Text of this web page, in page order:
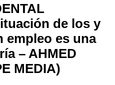
de los y
empleo es una
– AHMED
MEDIA)